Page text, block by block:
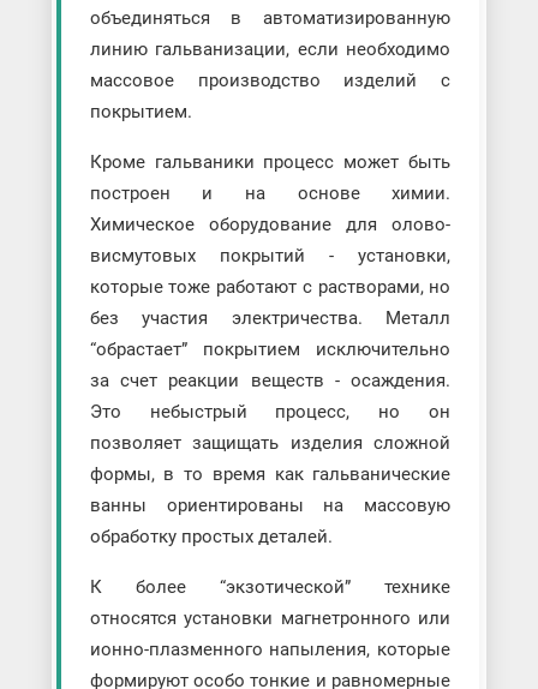
объединяться в автоматизированную
линию гальванизации, если необходимо
массовое производство изделий с
покрытием.
Кроме гальваники процесс может быть
построен и на основе химии.
Химическое оборудование для олово-
висмутовых покрытий - установки,
которые тоже работают с растворами, но
без участия электричества. Металл
“обрастает” покрытием исключительно
за счет реакции веществ - осаждения.
Это небыстрый процесс, но он
позволяет защищать изделия сложной
формы, в то время как гальванические
ванны ориентированы на массовую
обработку простых деталей.
К более “экзотической” технике
относятся установки магнетронного или
ионно-плазменного напыления, которые
формируют особо тонкие и равномерные